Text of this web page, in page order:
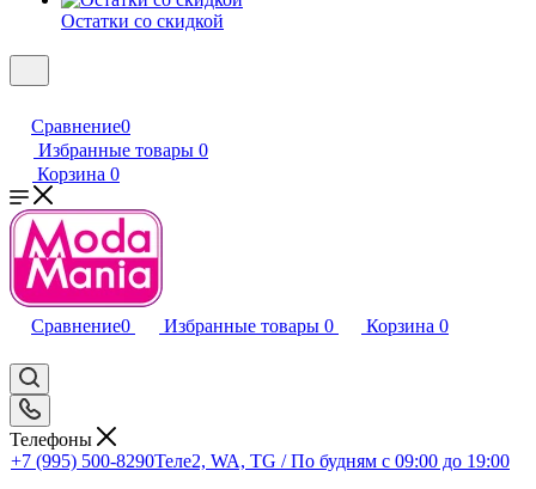
Остатки со скидкой
Сравнение0
Избранные товары 0
Корзина 0
Сравнение0 Избранные товары 0 Корзина 0
Телефоны
+7 (995) 500-8290Теле2, WA, TG / По будням c 09:00 до 19:00